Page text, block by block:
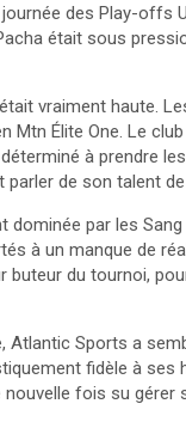
des Play-offs
était sous
vraiment haute.
Élite One. Le
à prendre
de son talent de
par les
à un manque de
buteur du tournoi,
Sports a
fidèle à ses
fois su gérer